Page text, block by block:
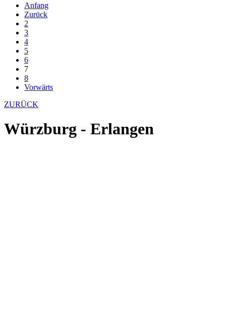
Anfang
Zurück
2
3
4
5
6
7
8
Vorwärts
ZURÜCK
Würzburg - Erlangen